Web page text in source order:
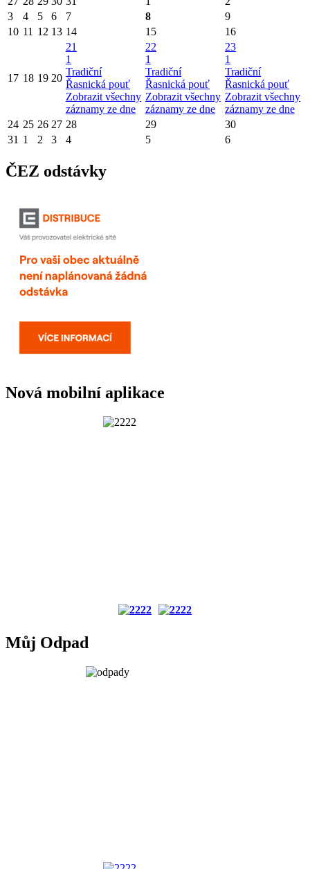
3
4 5 6 7 8
9
10 11 12 13 14 15 16
17 18 19 20
21
1
Tradiční
Řasnická pouť
Zobrazit všechny
záznamy ze dne
22
1
Tradiční
Řasnická pouť
Zobrazit všechny
záznamy ze dne
23
1
Tradiční
Řasnická pouť
Zobrazit všechny
záznamy ze dne
24 25 26 27 28 29
30
31 1 2 3 4 5 6
ČEZ odstávky
Nová mobilní aplikace
Můj Odpad